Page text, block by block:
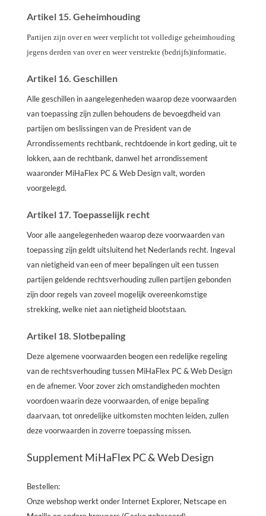
Artikel 15. Geheimhouding
Partijen zijn over en weer verplicht tot volledige geheimhouding
jegens derden van over en weer verstrekte (bedrijfs)informatie.
Artikel 16. Geschillen
Alle geschillen in aangelegenheden waarop deze voorwaarden
van toepassing zijn zullen behoudens de bevoegdheid van
partijen om beslissingen van de President van de
Arrondissements rechtbank, rechtdoende in kort geding, uit te
lokken, aan de rechtbank, danwel het arrondissement
waaronder MiHaFlex PC & Web Design valt, worden
voorgelegd.
Artikel 17. Toepasselijk recht
Voor alle aangelegenheden waarop deze voorwaarden van
toepassing zijn geldt uitsluitend het Nederlands recht. Ingeval
van nietigheid van een of meer bepalingen uit een tussen
partijen geldende rechtsverhouding zullen partijen gebonden
zijn door regels van zoveel mogelijk overeenkomstige
strekking, welke niet aan nietigheid blootstaan.
Artikel 18. Slotbepaling
Deze algemene voorwaarden beogen een redelijke regeling
van de rechtsverhouding tussen MiHaFlex PC & Web Design
en de afnemer. Voor zover zich omstandigheden mochten
voordoen waarin deze voorwaarden, of enige bepaling
daarvaan, tot onredelijke uitkomsten mochten leiden, zullen
deze voorwaarden in zoverre toepassing missen.
Supplement MiHaFlex PC & Web Design
Bestellen:
Onze webshop werkt onder Internet Explorer, Netscape en